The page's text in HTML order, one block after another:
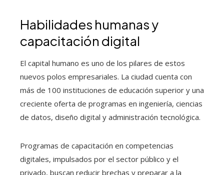
Habilidades humanas y
capacitación digital
El capital humano es uno de los pilares de estos
nuevos polos empresariales. La ciudad cuenta con
más de 100 instituciones de educación superior y una
creciente oferta de programas en ingeniería, ciencias
de datos, diseño digital y administración tecnológica.
Programas de capacitación en competencias
digitales, impulsados por el sector público y el
privado, buscan reducir brechas y preparar a la